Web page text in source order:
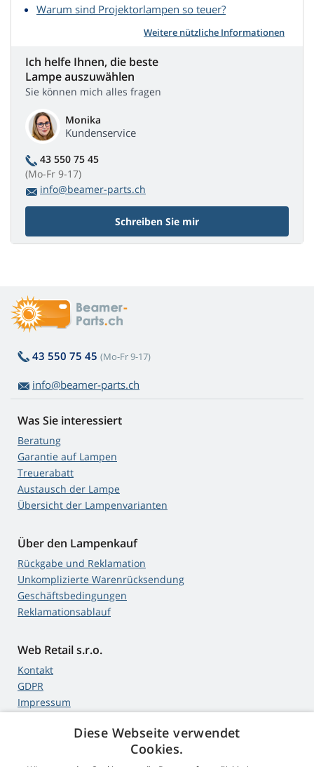
Warum sind Projektorlampen so teuer?
Weitere nützliche Informationen
Ich helfe Ihnen, die beste
Lampe auszuwählen
Sie können mich alles fragen
Monika
Kundenservice
43 550 75 45
(Mo-Fr 9-17)
info@beamer-parts.ch
Schreiben Sie mir
43 550 75 45 (Mo-Fr 9-17)
info@beamer-parts.ch
Was Sie interessiert
Beratung
Garantie auf Lampen
Treuerabatt
Austausch der Lampe
Übersicht der Lampenvarianten
Über den Lampenkauf
Rückgabe und Reklamation
Unkomplizierte Warenrücksendung
Geschäftsbedingungen
Reklamationsablauf
Web Retail s.r.o.
Kontakt
GDPR
Impressum
Diese Webseite verwendet
Cookies.